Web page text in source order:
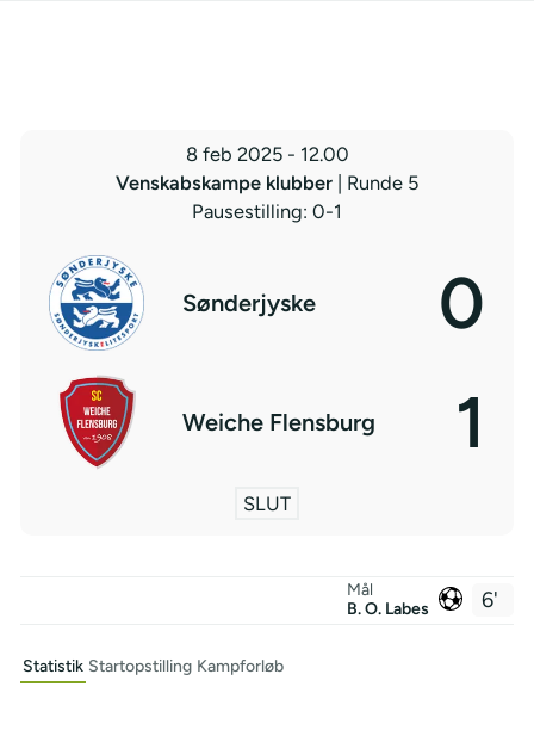
8 feb 2025 - 12.00
Venskabskampe klubber
| Runde 5
Pausestilling: 0-1
Sønderjyske 0
Weiche Flensburg 1
SLUT
6'
Mål
B. O. Labes
Statistik Startopstilling Kampforløb